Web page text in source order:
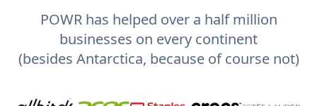
POWR has helped over a half million
businesses on every continent
(besides Antarctica, because of course not)